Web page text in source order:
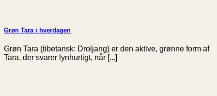
Grøn Tara i hverdagen
Grøn Tara (tibetansk: Droljang) er den aktive, grønne form af
Tara, der svarer lynhurtigt, når [...]